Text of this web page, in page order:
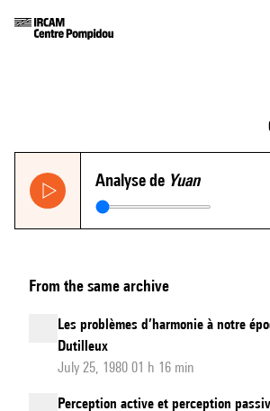
Analyse de Yuan
From the same archive
Les problèmes d’harmonie à notre
Dutilleux
July 25, 1980 01 h 16 min
Perception active et perception